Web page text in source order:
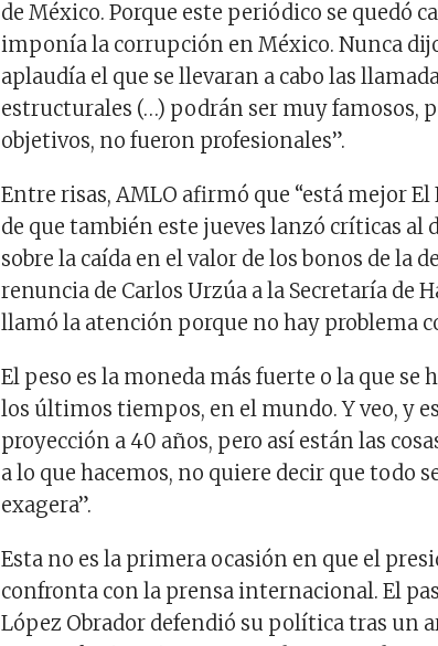
de México. Porque este periódico se quedó
imponía la corrupción en México. Nunca
aplaudía el que se llevaran a cabo las
estructurales (…) podrán ser muy famosos,
objetivos, no fueron profesionales”.
Entre risas, AMLO afirmó que “está mejor El
de que también este jueves lanzó críticas
sobre la caída en el valor de los bonos de la
renuncia de Carlos Urzúa a la Secretaría de
llamó la atención porque no hay problema
El peso es la moneda más fuerte o la que se
los últimos tiempos, en el mundo. Y veo, y
proyección a 40 años, pero así están las
a lo que hacemos, no quiere decir que todo
exagera”.
Esta no es la primera ocasión en que el
confronta con la prensa internacional. El
López Obrador defendió su política tras un